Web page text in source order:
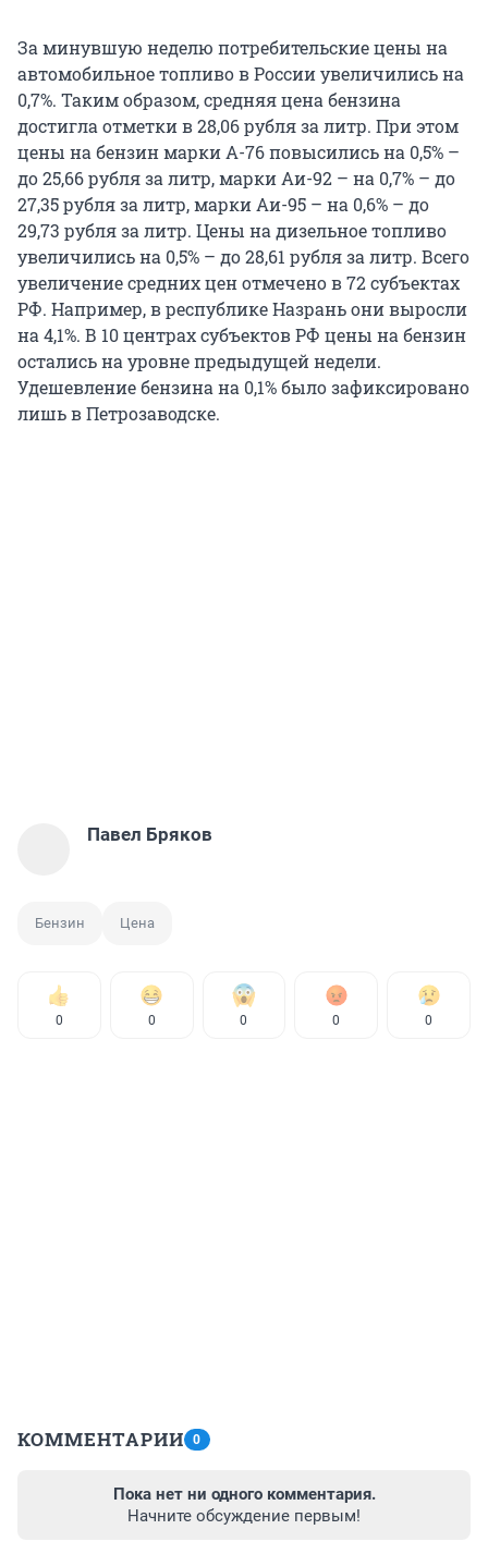
За минувшую неделю потребительские цены на
автомобильное топливо в России увеличились на
0,7%. Таким образом, средняя цена бензина
достигла отметки в 28,06 рубля за литр. При этом
цены на бензин марки А-76 повысились на 0,5% –
до 25,66 рубля за литр, марки Аи-92 – на 0,7% – до
27,35 рубля за литр, марки Аи-95 – на 0,6% – до
29,73 рубля за литр. Цены на дизельное топливо
увеличились на 0,5% – до 28,61 рубля за литр. Всего
увеличение средних цен отмечено в 72 субъектах
РФ. Например, в республике Назрань они выросли
на 4,1%. В 10 центрах субъектов РФ цены на бензин
остались на уровне предыдущей недели.
Удешевление бензина на 0,1% было зафиксировано
лишь в Петрозаводске.
Павел Бряков
Бензин Цена
0 0 0 0 0
КОММЕНТАРИИ 0
Пока нет ни одного комментария.
Начните обсуждение первым!